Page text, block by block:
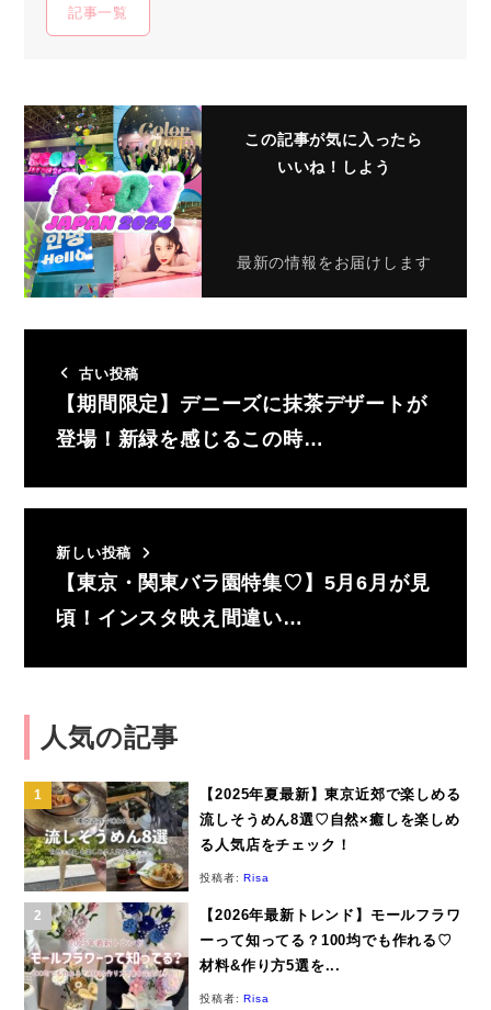
記事一覧
この記事が気に入ったら
いいね！しよう
最新の情報をお届けします
古い投稿
【期間限定】デニーズに抹茶デザートが
登場！新緑を感じるこの時…
新しい投稿
【東京・関東バラ園特集♡】5月6月が見
頃！インスタ映え間違い…
人気の記事
【2025年夏最新】東京近郊で楽しめる
流しそうめん8選♡自然×癒しを楽しめ
る人気店をチェック！
投稿者:Risa
【2026年最新トレンド】モールフラワ
ーって知ってる？100均でも作れる♡
材料&作り方5選を...
投稿者:Risa